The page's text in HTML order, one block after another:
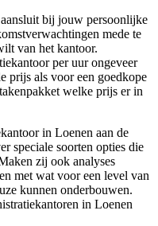
bij jouw persoonlijke
mede te
van het kantoor.
per uur ongeveer
prijs als voor een goedkope
welke prijs er in
in Loenen aan de
speciale soorten opties die
zij ook analyses
met wat voor een level van
kunnen onderbouwen.
in Loenen